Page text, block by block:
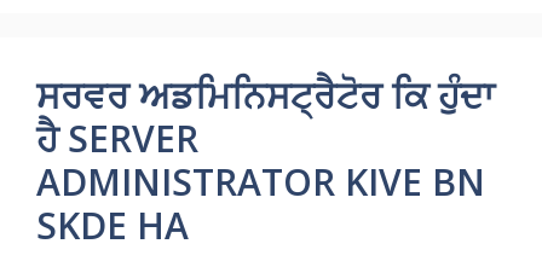
ਸਰਵਰ ਅਡਮਿਨਿਸਟ੍ਰੈਟੋਰ ਕਿ ਹੁੰਦਾ
ਹੈ SERVER
ADMINISTRATOR KIVE BN
SKDE HA